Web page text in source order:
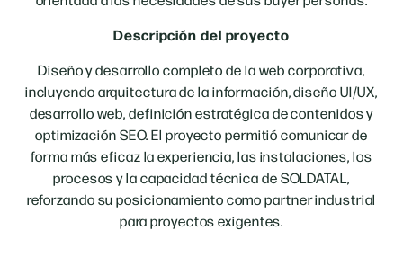
Descripción del proyecto
Diseño y desarrollo completo de la web corporativa,
incluyendo arquitectura de la información, diseño UI/UX,
desarrollo web, definición estratégica de contenidos y
optimización SEO. El proyecto permitió comunicar de
forma más eficaz la experiencia, las instalaciones, los
procesos y la capacidad técnica de SOLDATAL,
reforzando su posicionamiento como partner industrial
para proyectos exigentes.